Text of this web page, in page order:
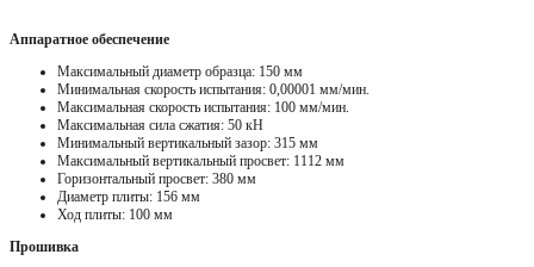
Аппаратное обеспечение
Максимальный диаметр образца: 150 мм
Минимальная скорость испытания: 0,00001 мм/мин.
Максимальная скорость испытания: 100 мм/мин.
Максимальная сила сжатия: 50 кН
Минимальный вертикальный зазор: 315 мм
Максимальный вертикальный просвет: 1112 мм
Горизонтальный просвет: 380 мм
Диаметр плиты: 156 мм
Ход плиты: 100 мм
Прошивка